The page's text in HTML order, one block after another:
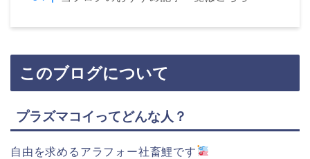
このブログについて
プラズマコイってどんな人？
自由を求めるアラフォー社畜鯉です